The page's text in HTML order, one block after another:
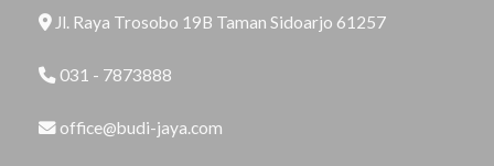
Jl. Raya Trosobo 19B Taman Sidoarjo 61257
031 - 7873888
office@budi-jaya.com